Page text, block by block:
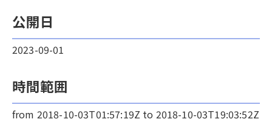
公開日
2023-09-01
時間範囲
from 2018-10-03T01:57:19Z to 2018-10-03T19:03:52Z